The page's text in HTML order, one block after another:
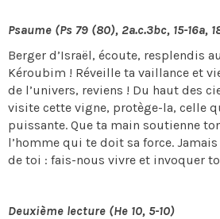
Psaume (Ps 79 (80), 2a.c.3bc, 15-16a,
Berger d’Israël, écoute, resplendis
Kéroubim ! Réveille ta vaillance et
de l’univers, reviens ! Du haut des
visite cette vigne, protège-la, celle
puissante. Que ta main soutienne
l’homme qui te doit sa force.
de toi : fais-nous vivre et invoquer
Deuxième lecture (He 10, 5-10)